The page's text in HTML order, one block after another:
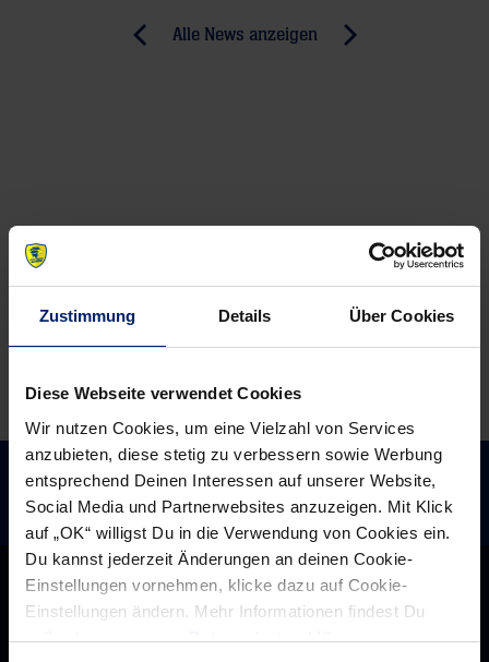
Zustimmung Details Über Cookies
Diese Webseite verwendet Cookies
Wir nutzen Cookies, um eine Vielzahl von Services
anzubieten, diese stetig zu verbessern sowie Werbung
entsprechend Deinen Interessen auf unserer Website,
Social Media und Partnerwebsites anzuzeigen. Mit Klick
auf „OK“ willigst Du in die Verwendung von Cookies ein.
Du kannst jederzeit Änderungen an deinen Cookie-
Einstellungen vornehmen, klicke dazu auf Cookie-
Einstellungen ändern. Mehr Informationen findest Du
außerdem in unsererDatenschutzerklärung.
Kindermittagstisch
(Käfertaler
Zeitung)
Alle News anzeigen